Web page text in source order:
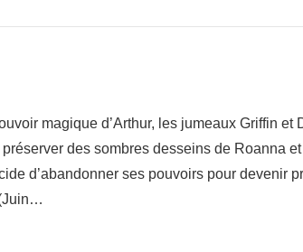
magique d’Arthur, les jumeaux Griffin et
des sombres desseins de Roanna
d’abandonner ses pouvoirs pour devenir